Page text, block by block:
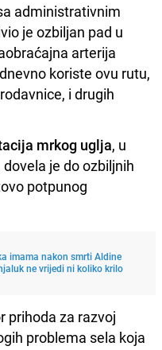
administrativnim
je ozbiljan pad u
arterija
koriste ovu rutu,
i drugih
mrkog uglja, u
je do ozbiljnih
potpunog
imama nakon smrti Aldine
ne vrijedi ni koliko krilo
prihoda za razvoj
problema sela koja